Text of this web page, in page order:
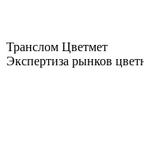
Транслом Цветмет
Экспертиза рынков